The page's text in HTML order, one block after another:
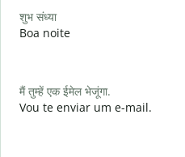
शुभ संध्या
Boa noite
मैं तुम्हें एक ईमेल भेजूंगा.
Vou te enviar um e-mail.